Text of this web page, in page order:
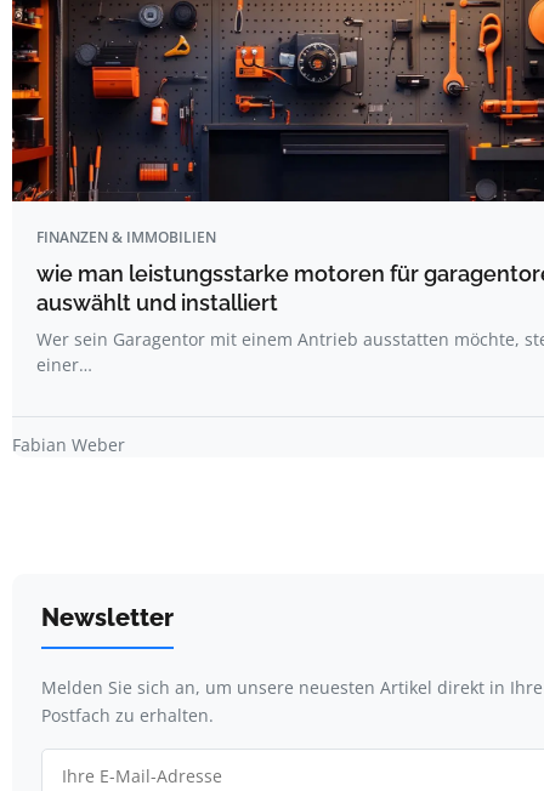
FINANZEN & IMMOBILIEN
wie man leistungsstarke motoren für
auswählt und installiert
Wer sein Garagentor mit einem Antrieb ausstatten möchte,
einer…
Fabian Weber
Newsletter
Melden Sie sich an, um unsere neuesten Artikel direkt in
Postfach zu erhalten.